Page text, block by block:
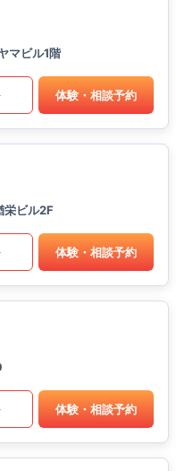
マビル1階
体験・相談予約
栄ビル2F
体験・相談予約
体験・相談予約